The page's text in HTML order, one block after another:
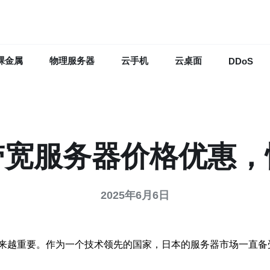
金属 物理服务器 云手机 云桌面 DDoS
服务器价格优惠
2025年6月6日
重要。作为一个技术领先的国家，日本的服务器市场一直